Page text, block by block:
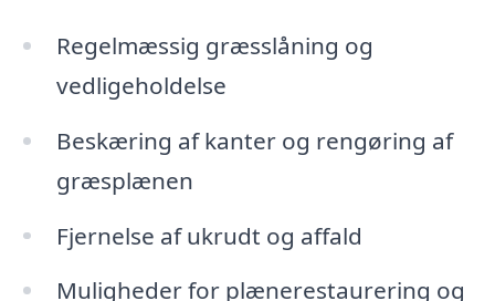
Regelmæssig græsslåning og
vedligeholdelse
Beskæring af kanter og rengøring af
græsplænen
Fjernelse af ukrudt og affald
Muligheder for plænerestaurering og